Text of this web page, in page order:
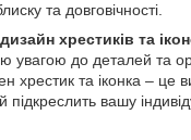
та довговічності.
хрестиків та
увагою до деталей та
хрестик та іконка – це
підкреслить вашу